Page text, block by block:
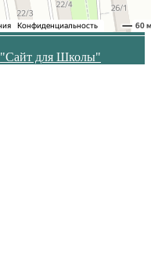
"Сайт для Школы"